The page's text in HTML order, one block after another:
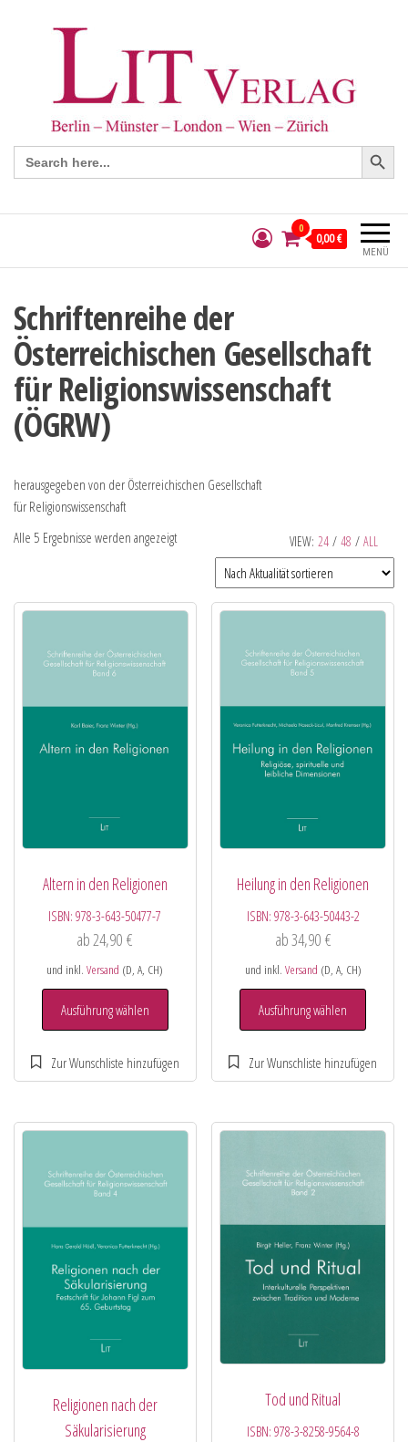
Search
for:
Search Button
MENÜ
0
0,00 €
Schriftenreihe der
Österreichischen Gesellschaft
für Religionswissenschaft
(ÖGRW)
herausgegeben von der Österreichischen Gesellschaft
für Religionswissenschaft
VIEW: 24 / 48 / ALL
Alle 5 Ergebnisse werden angezeigt
Altern in den Religionen
ISBN:978-3-643-50477-7
ab24,90€
und inkl.Versand (D, A, CH)
Ausführung wählen
Heilung in den Religionen
ISBN: 978-3-643-50443-2
ab34,90 €
und inkl. Versand (D, A, CH)
Ausführung wählen
Religionen nach der
Säkularisierung
Tod und Ritual
ISBN: 978-3-8258-9564-8